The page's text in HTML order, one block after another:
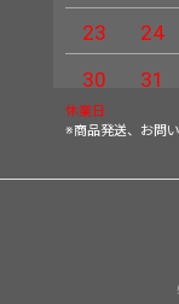
23
24
30
31
休業日
※商品発送、お問